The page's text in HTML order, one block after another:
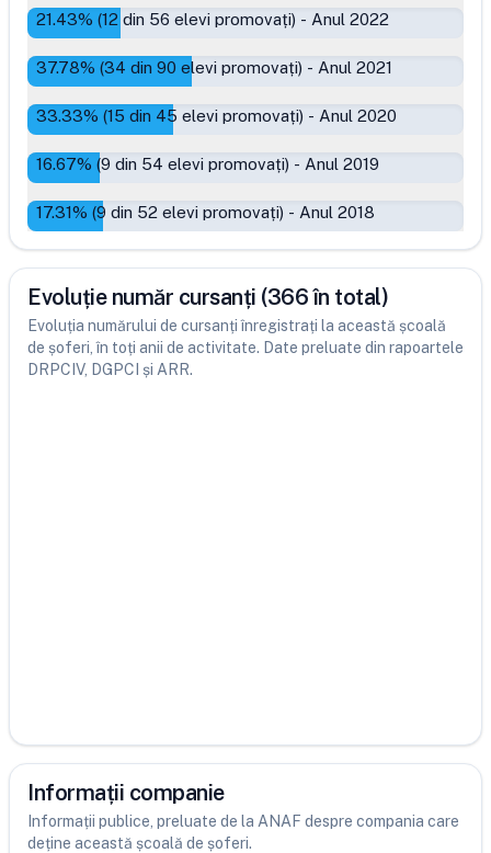
21.43% (12 din 56 elevi promovați) - Anul 2022
37.78% (34 din 90 elevi promovați) - Anul 2021
33.33% (15 din 45 elevi promovați) - Anul 2020
16.67% (9 din 54 elevi promovați) - Anul 2019
17.31% (9 din 52 elevi promovați) - Anul 2018
Evoluție număr cursanți (366 în total)
Evoluția numărului de cursanți înregistrați la această școală
de șoferi, în toți anii de activitate. Date preluate din rapoartele
DRPCIV, DGPCI și ARR.
Informații companie
Informații publice, preluate de la ANAF despre compania care
deține această școală de șoferi.